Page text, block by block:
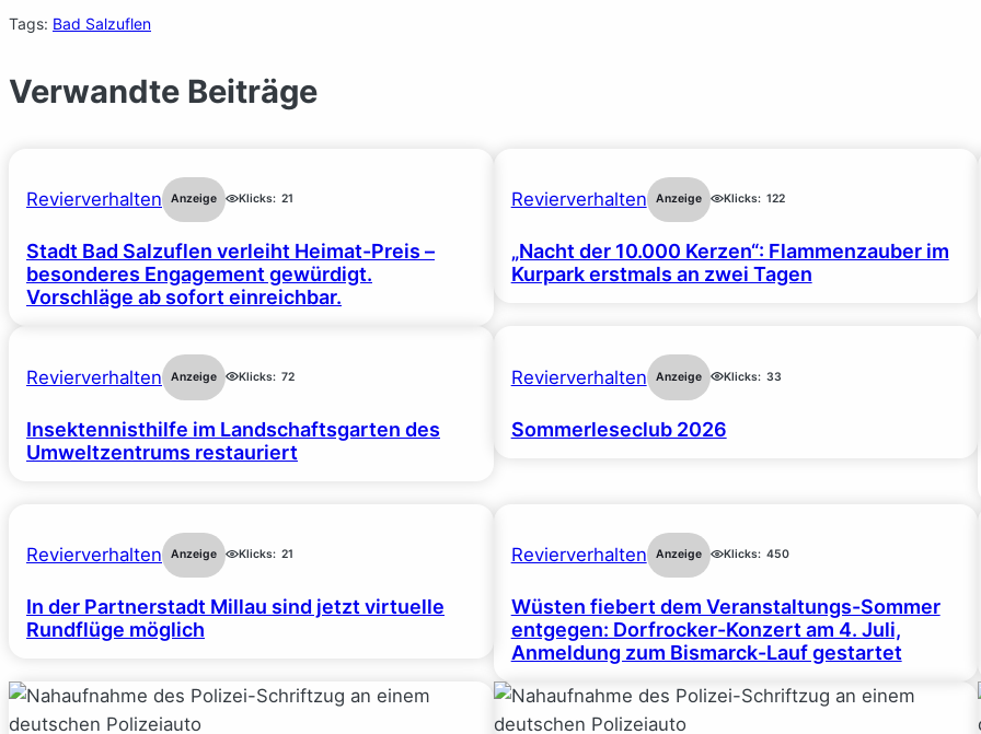
Tags: Bad Salzuflen
Verwandte Beiträge
Revierverhalten Anzeige Klicks: 21
Stadt Bad Salzuflen verleiht Heimat-Preis –
besonderes Engagement gewürdigt.
Vorschläge ab sofort einreichbar.
Revierverhalten Anzeige Klicks: 122
„Nacht der 10.000 Kerzen“: Flammenzauber im
Kurpark erstmals an zwei Tagen
Revierverhalten Anzeige Klicks: 72
Insektennisthilfe im Landschaftsgarten des
Umweltzentrums restauriert
Revierverhalten Anzeige Klicks: 33
Sommerleseclub 2026
Revierverhalten Anzeige Klicks: 21
In der Partnerstadt Millau sind jetzt virtuelle
Rundflüge möglich
Revierverhalten Anzeige Klicks: 450
Wüsten fiebert dem Veranstaltungs-Sommer
entgegen: Dorfrocker-Konzert am 4. Juli,
Anmeldung zum Bismarck-Lauf gestartet